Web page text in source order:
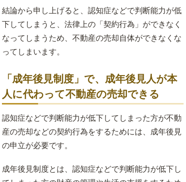
結論から申し上げると、認知症などで判断能力が低
下してしまうと、法律上の「契約行為」ができなく
なってしまうため、不動産の売却自体ができなくな
ってしまいます。
「成年後見制度」で、成年後見人が本
人に代わって不動産の売却できる
認知症などで判断能力が低下してしまった方が不動
産の売却などの契約行為をするためには、成年後見
の申立が必要です。
成年後見制度とは、認知症などで判断能力が低下し